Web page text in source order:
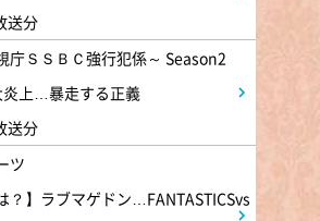
港～GATE24～ #3
9:54
ステーション
送分
庁ＳＳＢＣ強行犯係～ Season2
上…暴走する正義
送分
ツ
？】ラブマゲドン…FANTASTICSvs